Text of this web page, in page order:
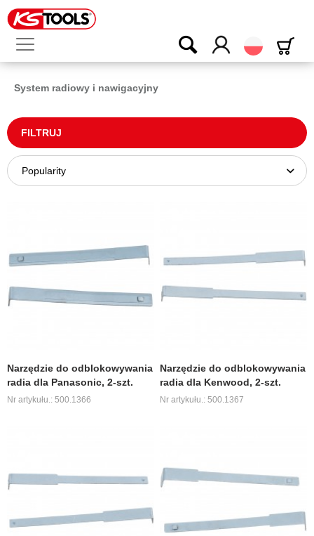
Polski
System radiowy i nawigacyjny
FILTRUJ
Narzędzie do odblokowywania
radia dla Panasonic, 2-szt.
Nr artykułu.: 500.1366
Narzędzie do odblokowywania
radia dla Kenwood, 2-szt.
Nr artykułu.: 500.1367